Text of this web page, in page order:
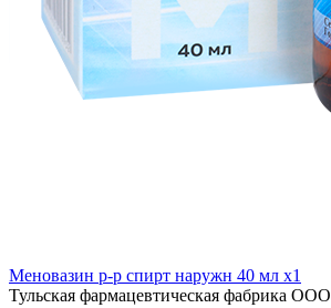
Меновазин р-р спирт наружн 40 мл x1
Тульская фармацевтическая фабрика ООО